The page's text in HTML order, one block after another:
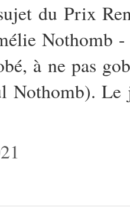
du Prix
Nothomb -
à ne pas
Nothomb).